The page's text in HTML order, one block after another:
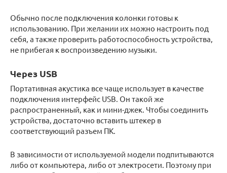
Обычно после подключения колонки готовы к
использованию. При желании их можно настроить под
себя, а также проверить работоспособность устройства,
не прибегая к воспроизведению музыки.
Через USB
Портативная акустика все чаще использует в качестве
подключения интерфейс USB. Он такой же
распространенный, как и мини-джек. Чтобы соединить
устройства, достаточно вставить штекер в
соответствующий разъем ПК.
В зависимости от используемой модели подпитываются
либо от компьютера, либо от электросети. Поэтому при